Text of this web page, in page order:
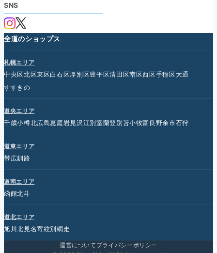
SNS
全道のショップス
札幌エリア
中央区北区東区白石区厚別区豊平区清田区南区西区手稲区大通
すすきの
道央エリア
千歳小樽北広島恵庭岩見沢江別室蘭登別苫小牧富良野余市石狩
道東エリア
帯広釧路
道南エリア
函館北斗
道北エリア
旭川北見 名寄紋別網走
運営について プライバシーポリシー